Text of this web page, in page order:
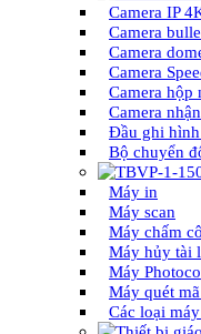
Camera IP
Camera
Camera
Camera
Camera hộp
Camera
Đầu ghi
Bộ chuyển
Máy in
Máy scan
Máy chấm
Máy hủy tài
Máy
Máy quét
Các loại